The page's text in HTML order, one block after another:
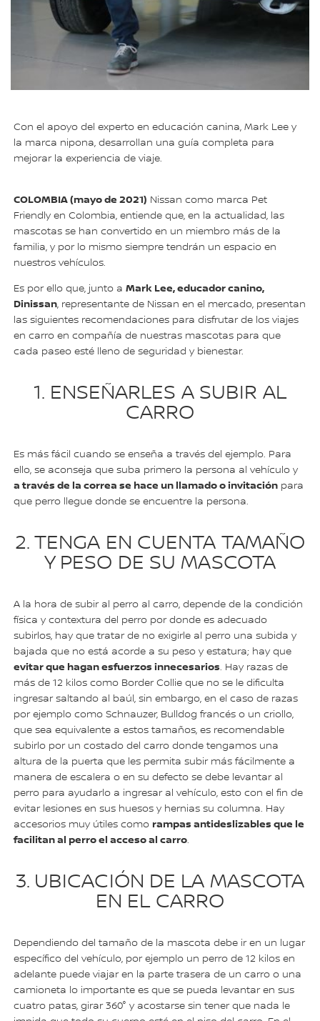
Con el apoyo del experto en educación canina, Mark Lee y
la marca nipona, desarrollan una guía completa para
mejorar la experiencia de viaje.
COLOMBIA (mayo de 2021) Nissan como marca Pet
Friendly en Colombia, entiende que, en la actualidad, las
mascotas se han convertido en un miembro más de la
familia, y por lo mismo siempre tendrán un espacio en
nuestros vehículos.
Es por ello que, junto aMark Lee, educador canino,
Dinissan, representante de Nissan en el mercado, presentan
las siguientes recomendaciones para disfrutar de los viajes
en carro en compañía de nuestras mascotas para que
cada paseo esté lleno de seguridad y bienestar.
1. ENSEÑARLES A SUBIR AL
CARRO
Es más fácil cuando se enseña a través del ejemplo. Para
ello, se aconseja que suba primero la persona al vehículo y
a través de la correa se hace un llamado o invitación para
que perro llegue donde se encuentre la persona.
2. TENGA EN CUENTA TAMAÑO
Y PESO DE SU MASCOTA
A la hora de subir al perro al carro, depende de la condición
física y contextura del perro por donde es adecuado
subirlos, hay que tratar de no exigirle al perro una subida y
bajada que no está acorde a su peso y estatura; hay que
evitar que hagan esfuerzos innecesarios. Hay razas de
más de 12 kilos como Border Collie que no se le dificulta
ingresar saltando al baúl, sin embargo, en el caso de razas
por ejemplo como Schnauzer, Bulldog francés o un criollo,
que sea equivalente a estos tamaños, es recomendable
subirlo por un costado del carro donde tengamos una
altura de la puerta que les permita subir más fácilmente a
manera de escalera o en su defecto se debe levantar al
perro para ayudarlo a ingresar al vehículo, esto con el fin de
evitar lesiones en sus huesos y hernias su columna. Hay
accesorios muy útiles como rampas antideslizables que le
facilitan al perro el acceso al carro.
3. UBICACIÓN DE LA MASCOTA
EN EL CARRO
Dependiendo del tamaño de la mascota debe ir en un lugar
específico del vehículo, por ejemplo un perro de 12 kilos en
adelante puede viajar en la parte trasera de un carro o una
camioneta lo importante es que se pueda levantar en sus
cuatro patas, girar 360° y acostarse sin tener que nada le